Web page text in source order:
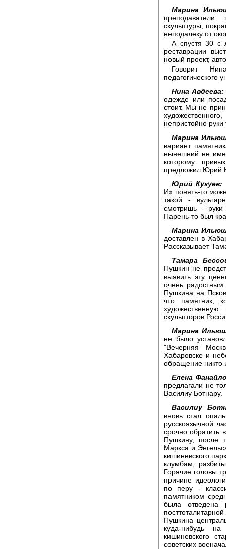
Марина
скульптуры,
неподалеку от
А спустя 30 с
реставрации
новый проект,
Говорит
педагогического
Нина Авдеева:
одежде или
стоит. Мы не
непристойно
Марина
вариант
нынешний не
которому
предложил Юрий
Юрий Кукуев:
Их понять-то
такой -
смотришь - руки
Парень-то был
Марина
доставлен в
Рассказывает
Тамара
Пушкин не
выявить эту
очень
Пушкина на
что памятник,
скульпторов
Марина
не было
"Вечерняя
Хабаровске и
обращение никто
Елена
предлагали не
Василиу Ботнару.
Василиу
вновь стал
русскоязычной
срочно обратить
Пушкину, после
Маркса и
кишиневского
клумбам,
Горячие головы
причине
по перу -
памятником
была отведена
Пушкина
куда-нибудь
кишиневского
советских